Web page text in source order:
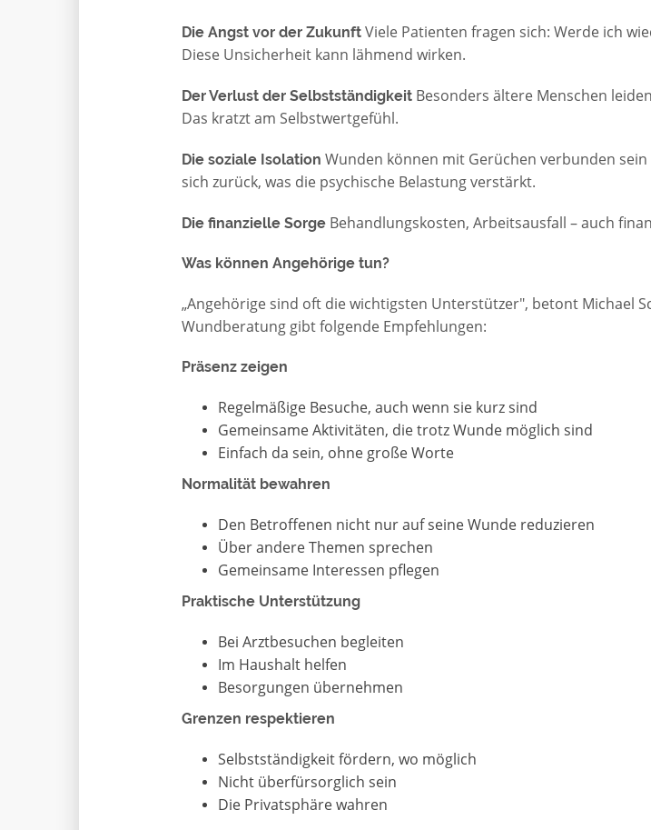
Die Angst vor der ZukunftViele Patienten fragen sich: Werde ich
Diese Unsicherheit kann lähmend wirken.
Der Verlust der SelbstständigkeitBesonders ältere Menschen
Das kratzt am Selbstwertgefühl.
Die soziale Isolation Wunden können mit Gerüchen verbunden
sich zurück, was die psychische Belastung verstärkt.
Die finanzielle SorgeBehandlungskosten, Arbeitsausfall – auch
Was können Angehörige tun?
„Angehörige sind oft die wichtigsten Unterstützer", betont Michael
Wundberatung gibt folgende Empfehlungen:
Präsenz zeigen
Regelmäßige Besuche, auch wenn sie kurz sind
Gemeinsame Aktivitäten, die trotz Wunde möglich sind
Einfach da sein, ohne große Worte
Normalität bewahren
Den Betroffenen nicht nur auf seine Wunde reduzieren
Über andere Themen sprechen
Gemeinsame Interessen pflegen
Praktische Unterstützung
Bei Arztbesuchen begleiten
Im Haushalt helfen
Besorgungen übernehmen
Grenzen respektieren
Selbstständigkeit fördern, wo möglich
Nicht überfürsorglich sein
Die Privatsphäre wahren